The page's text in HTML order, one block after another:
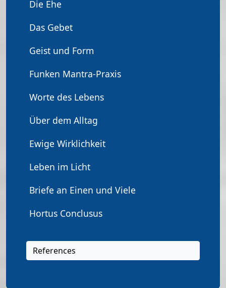
Die Ehe
Das Gebet
Geist und Form
Funken Mantra-Praxis
Worte des Lebens
Über dem Alltag
Ewige Wirklichkeit
Leben im Licht
Briefe an Einen und Viele
Hortus Conclusus
References